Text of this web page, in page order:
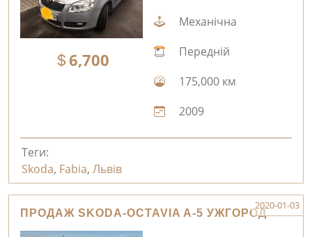
6,700
Механічна
Передній
175,000 км
2009
Теги:
Skoda, Fabia, Львів
ПРОДАЖ SKODA-OCTAVIA A-5 УЖГОРОД
2020-01-03